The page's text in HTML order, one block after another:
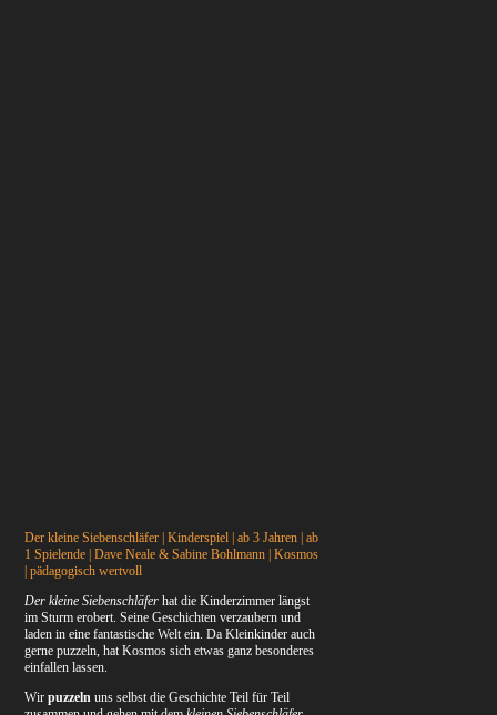
Der kleine Siebenschläfer | Kinderspiel | ab 3 Jahren | ab
1 Spielende | Dave Neale & Sabine Bohlmann | Kosmos
| pädagogisch wertvoll
Der kleine Siebenschläfer hat die Kinderzimmer längst
im Sturm erobert. Seine Geschichten verzaubern und
laden in eine fantastische Welt ein. Da Kleinkinder auch
gerne puzzeln, hat Kosmos sich etwas ganz besonderes
einfallen lassen.
Wir puzzeln uns selbst die Geschichte Teil für Teil